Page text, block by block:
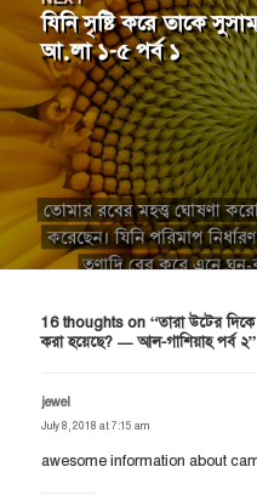
Next
post:
যিনি সৃষ্টি করে তাকে
আ়লা ১-৫ পর্ব ১